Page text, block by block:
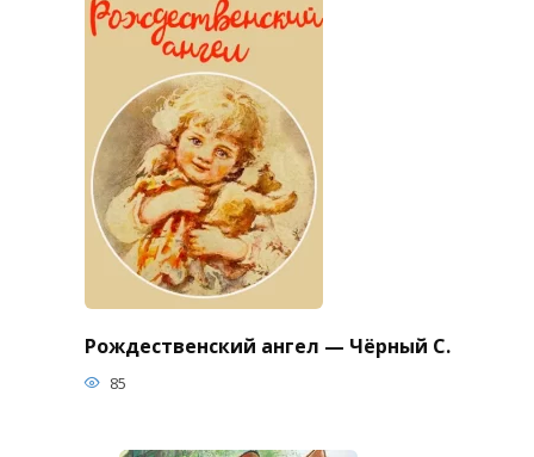
Рождественский ангел — Чёрный С.
85